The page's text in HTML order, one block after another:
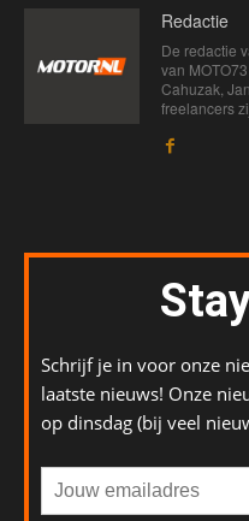
Redactie
De redactie
van
Cahuzak,
freelancers
Schrijf je in voor onze
laatste nieuws! Onze
op dinsdag (bij veel